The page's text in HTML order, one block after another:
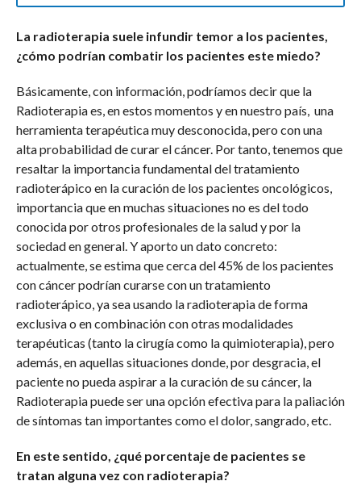
La radioterapia suele infundir temor a los pacientes,
¿cómo podrían combatir los pacientes este miedo?
Básicamente, con información, podríamos decir que la
Radioterapia es, en estos momentos y en nuestro país, una
herramienta terapéutica muy desconocida, pero con una
alta probabilidad de curar el cáncer. Por tanto, tenemos que
resaltar la importancia fundamental del tratamiento
radioterápico en la curación de los pacientes oncológicos,
importancia que en muchas situaciones no es del todo
conocida por otros profesionales de la salud y por la
sociedad en general. Y aporto un dato concreto:
actualmente, se estima que cerca del 45% de los pacientes
con cáncer podrían curarse con un tratamiento
radioterápico, ya sea usando la radioterapia de forma
exclusiva o en combinación con otras modalidades
terapéuticas (tanto la cirugía como la quimioterapia), pero
además, en aquellas situaciones donde, por desgracia, el
paciente no pueda aspirar a la curación de su cáncer, la
Radioterapia puede ser una opción efectiva para la paliación
de síntomas tan importantes como el dolor, sangrado, etc.
En este sentido, ¿qué porcentaje de pacientes se
tratan alguna vez con radioterapia?